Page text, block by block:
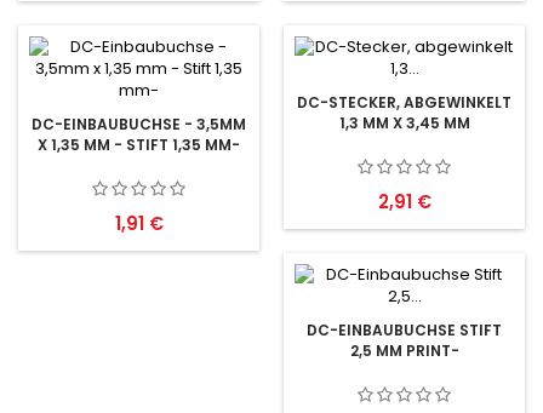
DC-EINBAUBUCHSE - 3,5MM
X 1,35 MM - STIFT 1,35 MM-
Preis
1,91 €
DC-STECKER, ABGEWINKELT
1,3 MM X 3,45 MM
Preis
2,91 €
DC-EINBAUBUCHSE STIFT
2,5 MM PRINT-